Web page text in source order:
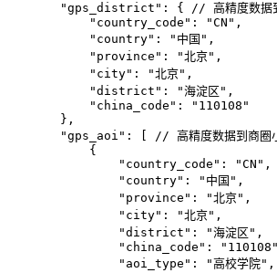
"gps_district": { // 高精度数据
            "country_code": "CN",
            "country": "中国",
            "province": "北京",
            "city": "北京",
            "district": "海淀区",
            "china_code": "110108"
        },
"gps_aoi": [ // 高精度数据到商圈
            {
                "country_code": "CN",
                "country": "中国",
                "province": "北京",
                "city": "北京",
                "district": "海淀区",
"china_code":
                "aoi_type": "高校学院",